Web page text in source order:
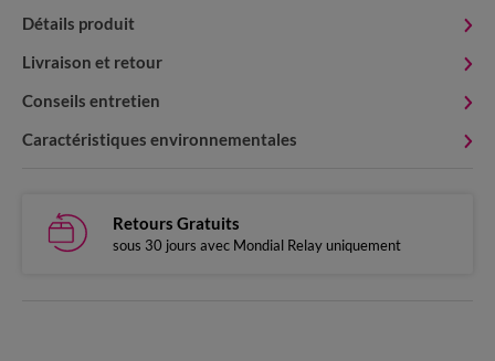
Détails produit
Livraison et retour
Conseils entretien
Caractéristiques environnementales
Retours Gratuits
sous 30 jours avec Mondial Relay uniquement